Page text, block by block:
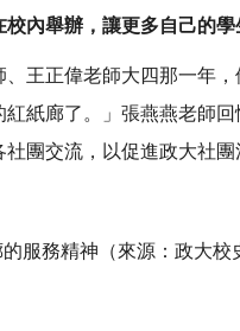
內舉辦，讓更多自己的學
、王正偉老師大四那一年
紅紙廊了。」張燕燕老師
社團交流，以促進政大社團
服務精神（來源：政大校